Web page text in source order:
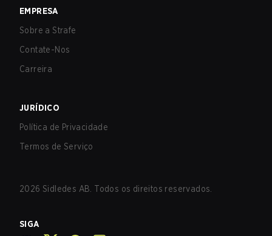
EMPRESA
Sobre a Strafe
Contate-Nos
Carreira
JURÍDICO
Política de Privacidade
Termos de Serviço
2026 Sidledes AB. Todos os direitos reservados.
SIGA